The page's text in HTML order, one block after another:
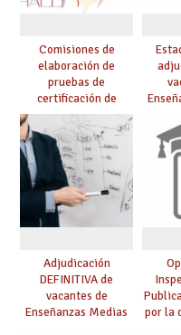
Comisiones de
elaboración de
pruebas de
certificación de
competencia
lingüística: publicada
resolución definitiva
Adjudicación
DEFINITIVA de
vacantes de
Enseñanzas Medias
por la